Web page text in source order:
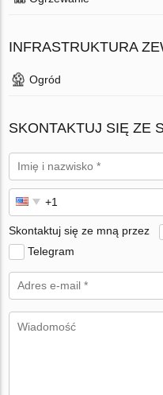
INFRASTRUKTURA
Ogród
SKONTAKTUJ SIĘ ZE
Skontaktuj się ze mną przez
Telegram